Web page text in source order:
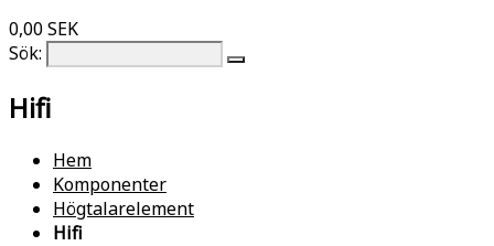
0,00 SEK
Sök:
Hifi
Hem
Komponenter
Högtalarelement
Hifi